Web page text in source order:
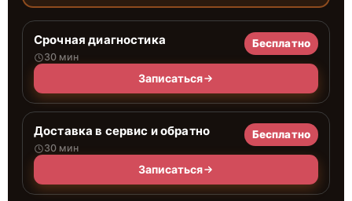
Срочная диагностика
30 мин
Бесплатно
Записаться
Доставка в сервис и обратно
30 мин
Бесплатно
Записаться